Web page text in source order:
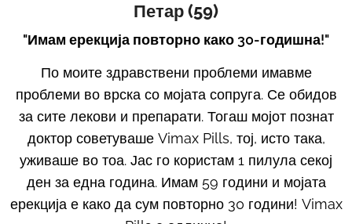
Петар (59)
"Имам ерекција повторно како 30-годишна!"
По моите здравствени проблеми имавме
проблеми во врска со мојата сопруга. Се обидов
за сите лекови и препарати. Тогаш мојот познат
доктор советуваше Vimax Pills, тој, исто така,
уживаше во тоа. Јас го користам 1 пилула секој
ден за една година. Имам 59 години и мојата
ерекција е како да сум повторно 30 години! Vimax